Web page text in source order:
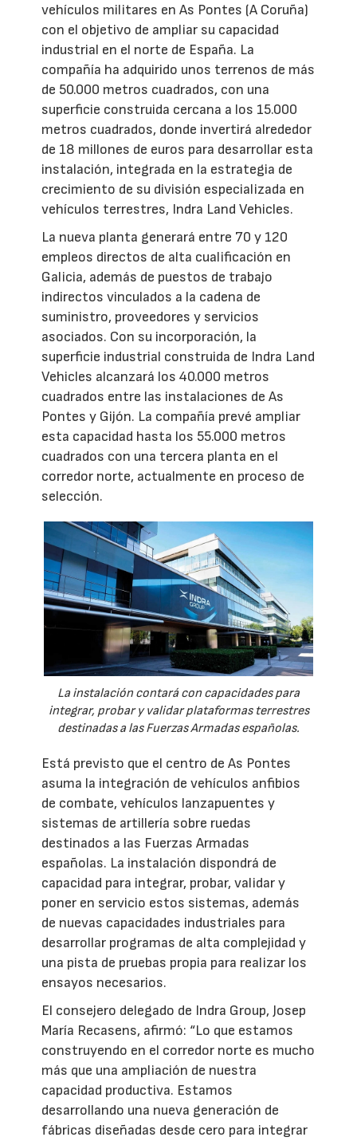
vehículos militares en As Pontes (A Coruña)
con el objetivo de ampliar su capacidad
industrial en el norte de España. La
compañía ha adquirido unos terrenos de más
de 50.000 metros cuadrados, con una
superficie construida cercana a los 15.000
metros cuadrados, donde invertirá alrededor
de 18 millones de euros para desarrollar esta
instalación, integrada en la estrategia de
crecimiento de su división especializada en
vehículos terrestres, Indra Land Vehicles.
La nueva planta generará entre 70 y 120
empleos directos de alta cualificación en
Galicia, además de puestos de trabajo
indirectos vinculados a la cadena de
suministro, proveedores y servicios
asociados. Con su incorporación, la
superficie industrial construida de Indra Land
Vehicles alcanzará los 40.000 metros
cuadrados entre las instalaciones de As
Pontes y Gijón. La compañía prevé ampliar
esta capacidad hasta los 55.000 metros
cuadrados con una tercera planta en el
corredor norte, actualmente en proceso de
selección.
La instalación contará con capacidades para
integrar, probar y validar plataformas terrestres
destinadas a las Fuerzas Armadas españolas.
Está previsto que el centro de As Pontes
asuma la integración de vehículos anfibios
de combate, vehículos lanzapuentes y
sistemas de artillería sobre ruedas
destinados a las Fuerzas Armadas
españolas. La instalación dispondrá de
capacidad para integrar, probar, validar y
poner en servicio estos sistemas, además
de nuevas capacidades industriales para
desarrollar programas de alta complejidad y
una pista de pruebas propia para realizar los
ensayos necesarios.
El consejero delegado de Indra Group, Josep
María Recasens, afirmó: “Lo que estamos
construyendo en el corredor norte es mucho
más que una ampliación de nuestra
capacidad productiva. Estamos
desarrollando una nueva generación de
fábricas diseñadas desde cero para integrar